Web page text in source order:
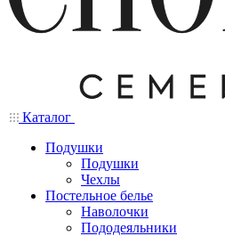
Каталог
Подушки
Подушки
Чехлы
Постельное белье
Наволочки
Пододеяльники